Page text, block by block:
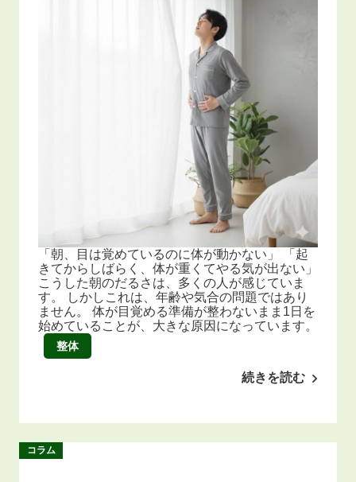
「朝、目は覚めているのに体が動かない」 「起
きてからしばらく、体が重くてやる気が出ない」
こうした朝のだるさは、多くの人が感じていま
す。 しかしこれは、年齢や気合の問題ではあり
ません。 体が目覚める準備が整わないまま1日を
始めていることが、大きな原因になっています。
整体
続きを読む
コラム